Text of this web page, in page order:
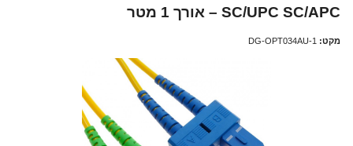
SC/UPC SC/APC – אורך 1 מטר
מקט: DG-OPT034AU-1